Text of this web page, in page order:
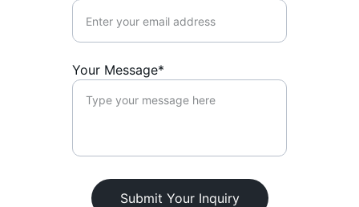
Your Message*
Submit Your Inquiry